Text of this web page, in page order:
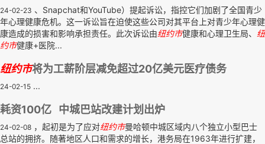
24-02-23 、Snapchat和YouTube）提起诉讼，指控它们加剧了全国青少
年心理健康危机。这一诉讼旨在迫使这些公司对其平台上对青少年心理健
康造成的损害和影响承担责任。此次诉讼由纽约市健康和心理卫生局、 纽
约市健康+医院...
纽约市将为工薪阶层减免超过20亿美元医疗债务
24-02-15 ...
耗资100亿 中城巴站改建计划出炉
24-02-08 ，起初是为了应对纽约市曼哈顿中城区域内八个独立小型巴士
总站的拥挤。随著地区人口和需求的增长，港务局在1963年进行扩建，